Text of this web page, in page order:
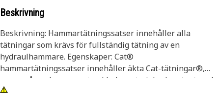
Beskrivning
Beskrivning: Hammartätningssatser innehåller alla
tätningar som krävs för fullständig tätning av en
hydraulhammare. Egenskaper: Cat®
hammartätningssatser innehåller äkta Cat-tätningar®,
varav många har egenutvecklade material och patenterad
konstruktion för överlägsen kompression och bredare